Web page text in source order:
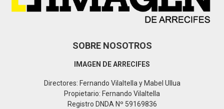
SOBRE NOSOTROS
IMAGEN DE ARRECIFES
Directores: Fernando Vilaltella y Mabel Ullua
Propietario: Fernando Vilaltella
Registro DNDA Nº 59169836